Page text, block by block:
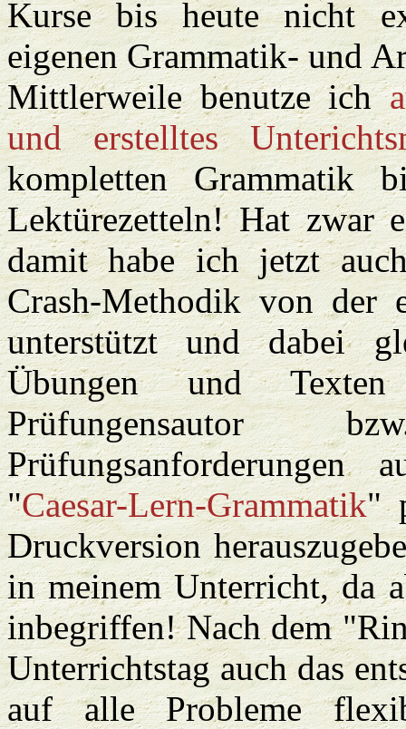
Kurse bis heute nicht
eigenen Grammatik- und
Mittlerweile benutze ich
und erstelltes
kompletten
Lektürezetteln! Hat zwar
damit habe ich jetzt
Crash-Methodik von der
unterstützt und dabei
Übungen und
Prüfungensautor
Prüfungsanforderungen
"Caesar-Lern-Grammatik"
Druckversion
in meinem Unterricht, da
inbegriffen! Nach dem
Unterrichtstag auch das
auf alle Probleme